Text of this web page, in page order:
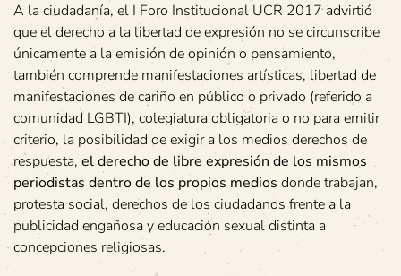
A la ciudadanía, el I Foro Institucional UCR 2017 advirtió
que el derecho a la libertad de expresión no se circunscribe
únicamente a la emisión de opinión o pensamiento,
también comprende manifestaciones artísticas, libertad de
manifestaciones de cariño en público o privado (referido a
comunidad LGBTI), colegiatura obligatoria o no para emitir
criterio, la posibilidad de exigir a los medios derechos de
respuesta, el derecho de libre expresión de los mismos
periodistas dentro de los propios medios donde trabajan,
protesta social, derechos de los ciudadanos frente a la
publicidad engañosa y educación sexual distinta a
concepciones religiosas.